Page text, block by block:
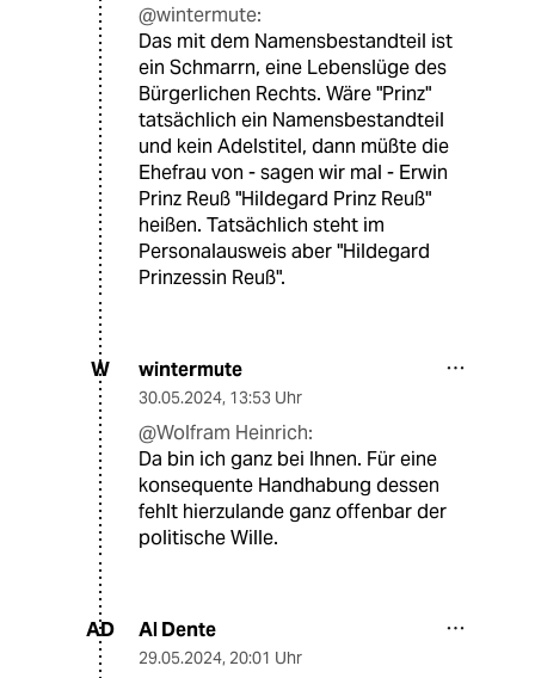
@wintermute:
Das mit dem Namensbestandteil ist
ein Schmarrn, eine Lebenslüge des
Bürgerlichen Rechts. Wäre "Prinz"
tatsächlich ein Namensbestandteil
und kein Adelstitel, dann müßte die
Ehefrau von - sagen wir mal - Erwin
Prinz Reuß "Hildegard Prinz Reuß"
heißen. Tatsächlich steht im
Personalausweis aber "Hildegard
Prinzessin Reuß".
W wintermute
30.05.2024, 13:53 Uhr
@Wolfram Heinrich:
Da bin ich ganz bei Ihnen. Für eine
konsequente Handhabung dessen
fehlt hierzulande ganz offenbar der
politische Wille.
AD Al Dente
29.05.2024, 20:01 Uhr